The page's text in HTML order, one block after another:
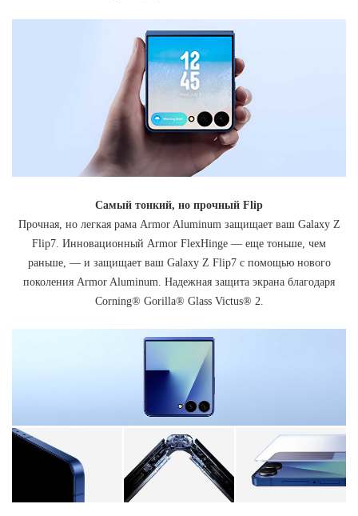
Самый тонкий, но прочный Flip
Прочная, но легкая рама Armor Aluminum защищает ваш Galaxy Z
Flip7. Инновационный Armor FlexHinge — еще тоньше, чем
раньше, — и защищает ваш Galaxy Z Flip7 с помощью нового
поколения Armor Aluminum. Надежная защита экрана благодаря
Corning® Gorilla® Glass Victus® 2.